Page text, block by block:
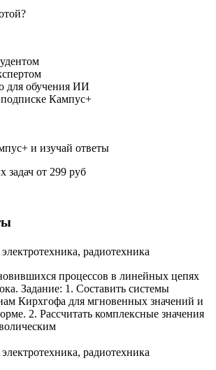
для обучения ИИ
Кампус+
и изучай ответы
от 299 руб
радиотехника
процессов в линейных цепях
Задание: 1. Составить системы
Кирхгофа для мгновенных значений и
2. Рассчитать комплексные значения
радиотехника